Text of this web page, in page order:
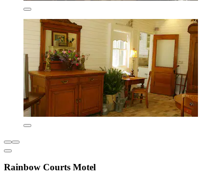
Rainbow Courts Motel